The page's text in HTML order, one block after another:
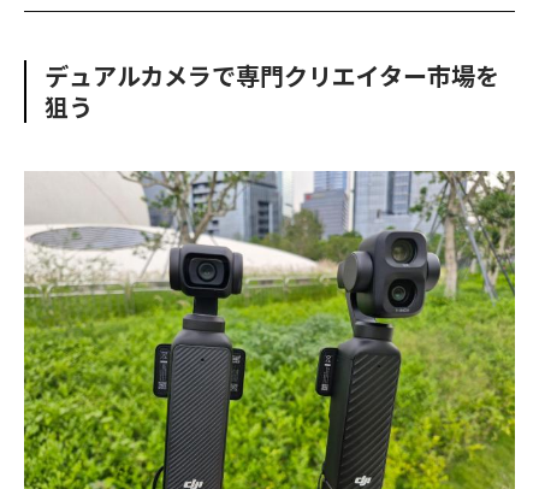
c
o
o
k
i
e
o
u
o
n
デュアルカメラで専門クリエイター市場を
狙う